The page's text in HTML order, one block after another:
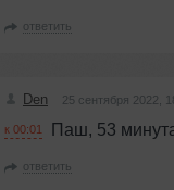
ответить
Den 25 сентября 2022,
к 00:01 Паш, 53
ответить